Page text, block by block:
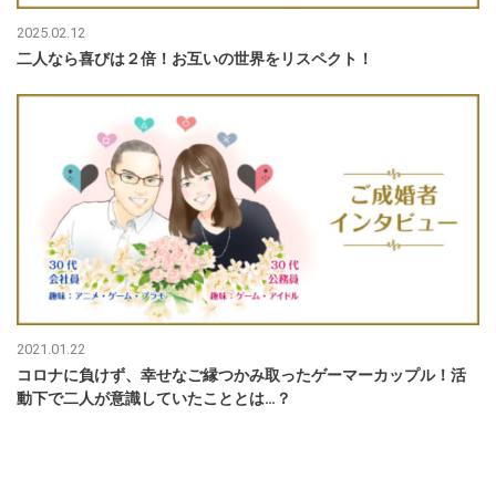
2025.02.12
二人なら喜びは２倍！お互いの世界をリスペクト！
2021.01.22
コロナに負けず、幸せなご縁つかみ取ったゲーマーカップル！活
動下で二人が意識していたこととは…？